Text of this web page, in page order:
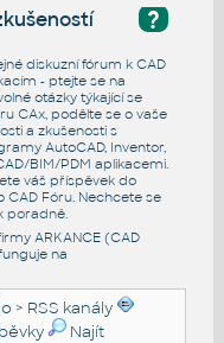
?
diskuzní fórum k CAD
- ptejte se na
otázky týkající se
CAx, podělte se o vaše
a zkušenosti s
AutoCAD, Inventor,
BIM/PDM aplikacemi.
váš příspěvek do
CAD Fóru. Nechcete se
poradně.
ARKANCE (CAD
na
> RSS kanály
Najít